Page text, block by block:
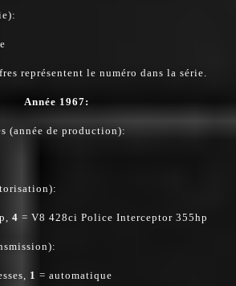
représentent le numéro dans la série.
Année 1967:
(année de production):
4 = V8 428ci Police Interceptor 355hp
1 = automatique